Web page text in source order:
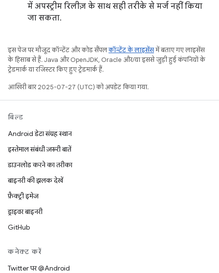
में अपस्ट्रीम रिलीज़ के साथ सही तरीके से मर्ज नहीं किया
जा सकता.
इस पेज पर मौजूद कॉन्टेंट और कोड सैंपलकॉन्टेंट के लाइसेंसमें बताए गए लाइसेंस
के हिसाब से हैं. Java और OpenJDK, Oracle और/या इससे जुड़ी हुई कंपनियों के
ट्रेडमार्क या रजिस्टर किए हुए ट्रेडमार्क हैं.
आखिरी बार 2025-07-27 (UTC) को अपडेट किया गया.
बिल्ड
Android डेटा संग्रह स्थान
इस्तेमाल संबंधी ज़रूरी बातें
डाउनलोड करने का तरीका
बाइनरी की झलक देखें
फ़ैक्ट्री इमेज
ड्राइवर बाइनरी
GitHub
कनेक्ट करें
Twitter पर @Android